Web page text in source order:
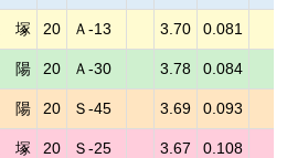
塚 20 Ａ-13 3.70 0.081
陽 20 Ａ-30 3.78 0.084
陽 20 Ｓ-45 3.69 0.093
塚 20 Ｓ-25 3.67 0.108